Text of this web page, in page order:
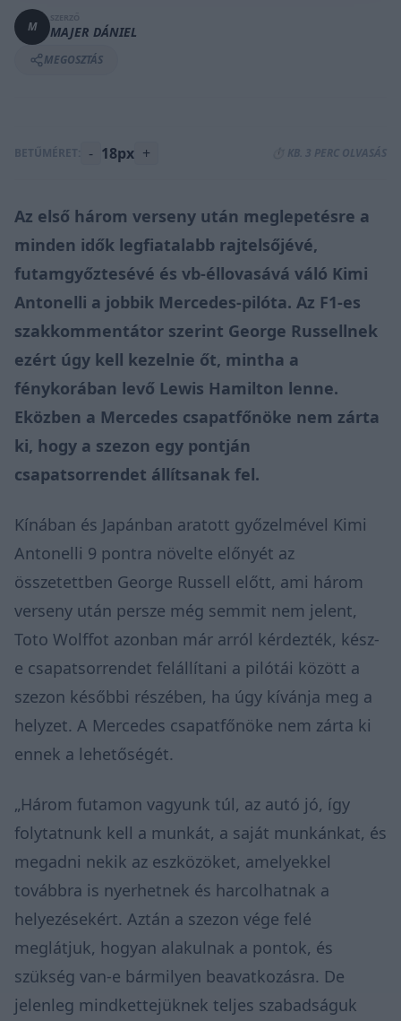
M MAJER DÁNIEL
MEGOSZTÁS
BETŰMÉRET: - 18px + ⏱️ KB. 3 PERC OLVASÁS
Az első három verseny után meglepetésre a
minden idők legfiatalabb rajtelsőjévé,
futamgyőztesévé és vb-éllovasává váló Kimi
Antonelli a jobbik Mercedes-pilóta. Az F1-es
szakkommentátor szerint George Russellnek
ezért úgy kell kezelnie őt, mintha a
fénykorában levő Lewis Hamilton lenne.
Eközben a Mercedes csapatfőnöke nem zárta
ki, hogy a szezon egy pontján
csapatsorrendet állítsanak fel.
Kínában és Japánban aratott győzelmével Kimi
Antonelli 9 pontra növelte előnyét az
összetettben George Russell előtt, ami három
verseny után persze még semmit nem jelent,
Toto Wolffot azonban már arról kérdezték, kész-
e csapatsorrendet felállítani a pilótái között a
szezon későbbi részében, ha úgy kívánja meg a
helyzet. A Mercedes csapatfőnöke nem zárta ki
ennek a lehetőségét.
„Három futamon vagyunk túl, az autó jó, így
folytatnunk kell a munkát, a saját munkánkat, és
megadni nekik az eszközöket, amelyekkel
továbbra is nyerhetnek és harcolhatnak a
helyezésekért. Aztán a szezon vége felé
meglátjuk, hogyan alakulnak a pontok, és
szükség van-e bármilyen beavatkozásra. De
jelenleg mindkettejüknek teljes szabadságuk